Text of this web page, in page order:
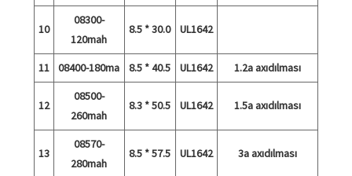
10
08300-
120mah
8.5 * 30.0 UL1642
11 08400-180ma 8.5 * 40.5 UL1642 1.2a axıdılması
12
08500-
260mah
8.3 * 50.5 UL1642 1.5a axıdılması
13
08570-
280mah
8.5 * 57.5 UL1642 3a axıdılması